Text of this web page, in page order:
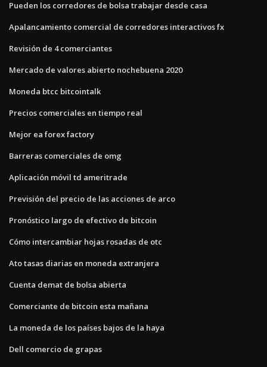
Pueden los corredores de bolsa trabajar desde casa
Apalancamiento comercial de corredores interactivos fx
Revisión de 4 comerciantes
Mercado de valores abierto nochebuena 2020
Moneda btcc bitcointalk
Precios comerciales en tiempo real
Mejor ea forex factory
Barreras comerciales de omg
Aplicación móvil td ameritrade
Previsión del precio de las acciones de arco
Pronóstico largo de efectivo de bitcoin
Cómo intercambiar hojas rosadas de otc
Ato tasas diarias en moneda extranjera
Cuenta demat de bolsa abierta
Comerciante de bitcoin esta mañana
La moneda de los países bajos de la haya
Dell comercio de grapas